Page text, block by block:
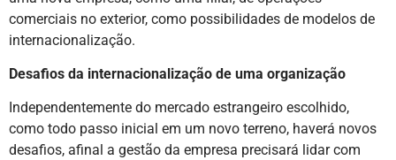
comerciais no exterior, como possibilidades de modelos de
internacionalização.
Desafios da internacionalização de uma organização
Independentemente do mercado estrangeiro escolhido,
como todo passo inicial em um novo terreno, haverá novos
desafios, afinal a gestão da empresa precisará lidar com